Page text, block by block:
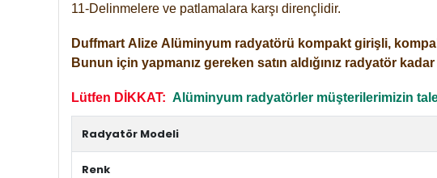
11-Delinmelere ve patlamalara karşı dirençlidir.
Duffmart Alize Alüminyum radyatörü kompakt girişli,
Bunun için yapmanız gereken satın aldığınız radyatör
Lütfen DİKKAT: Alüminyum radyatörler müşterilerimizin
Radyatör Modeli
Renk